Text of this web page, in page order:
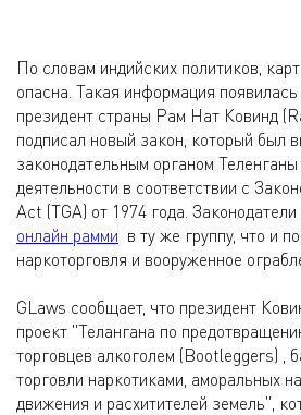
По словам индийских политиков,
опасна. Такая информация
президент страны Рам Нат Ковинд
подписал новый закон, который был
законодательным органом
деятельности в соответствии с
Act (TGA) от 1974 года.
онлайн рамми в ту же группу, что и
наркоторговля и вооруженное
GLaws сообщает, что президент
проект "Телангана по
торговцев алкоголем (Bootleggers) ,
торговли наркотиками, аморальных
движения и расхитителей земель",